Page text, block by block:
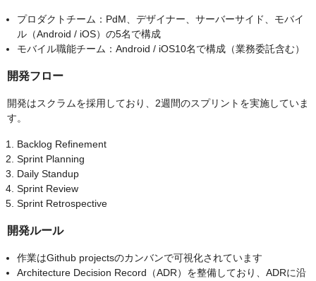
プロダクトチーム：PdM、デザイナー、サーバーサイド、モバイ
ル（Android / iOS）の5名で構成
モバイル職能チーム：Android / iOS10名で構成（業務委託含む）
開発フロー
開発はスクラムを採用しており、2週間のスプリントを実施していま
す。
Backlog Refinement
Sprint Planning
Daily Standup
Sprint Review
Sprint Retrospective
開発ルール
作業はGithub projectsのカンバンで可視化されています
Architecture Decision Record（ADR）を整備しており、ADRに沿